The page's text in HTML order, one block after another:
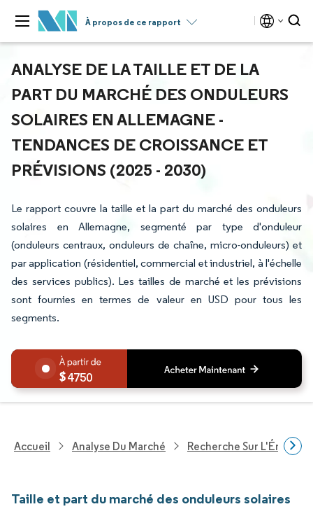
À propos de ce rapport
ANALYSE DE LA TAILLE ET DE LA
PART DU MARCHÉ DES ONDULEURS
SOLAIRES EN ALLEMAGNE -
TENDANCES DE CROISSANCE ET
PRÉVISIONS (2025 - 2030)
Le rapport couvre la taille et la part du marché des onduleurs
solaires en Allemagne, segmenté par type d'onduleur
(onduleurs centraux, onduleurs de chaîne, micro-onduleurs) et
par application (résidentiel, commercial et industriel, à l'échelle
des services publics). Les tailles de marché et les prévisions
sont fournies en termes de valeur en USD pour tous les
segments.
4750
Accueil Analyse Du Marché Recherche Sur
Taille et part du marché des onduleurs solaires